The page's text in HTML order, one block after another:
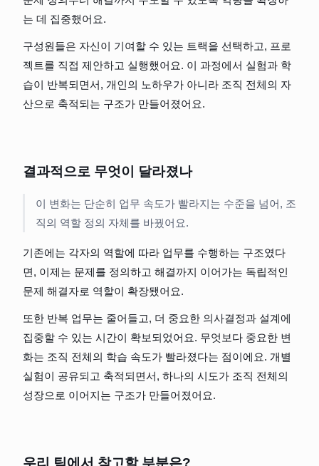
는 데 집중했어요.
구성원들은 자신이 기여할 수 있는 트랙을 선택하고, 프로
젝트를 직접 제안하고 실행했어요. 이 과정에서 실험과 학
습이 반복되면서, 개인의 노하우가 아니라 조직 전체의 자
산으로 축적되는 구조가 만들어졌어요.
결과적으로 무엇이 달라졌나
이 변화는 단순히 업무 속도가 빨라지는 수준을 넘어, 조
직의 역할 정의 자체를 바꿨어요.
기존에는 각자의 역할에 따라 업무를 수행하는 구조였다
면, 이제는 문제를 정의하고 해결까지 이어가는 독립적인
문제 해결자로 역할이 확장됐어요.
또한 반복 업무는 줄어들고, 더 중요한 의사결정과 설계에
집중할 수 있는 시간이 확보되었어요. 무엇보다 중요한 변
화는 조직 전체의 학습 속도가 빨라졌다는 점이에요. 개별
실험이 공유되고 축적되면서, 하나의 시도가 조직 전체의
성장으로 이어지는 구조가 만들어졌어요.
우리 팀에서 참고할 부분은?